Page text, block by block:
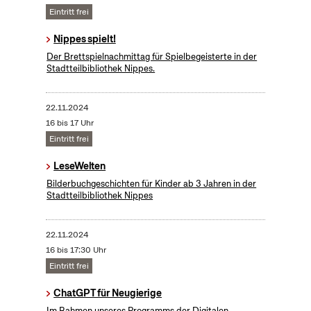
Eintritt frei
Nippes spielt!
Der Brettspielnachmittag für Spielbegeisterte in der
Stadtteilbibliothek Nippes.
22.11.2024
16 bis 17 Uhr
Eintritt frei
LeseWelten
Bilderbuchgeschichten für Kinder ab 3 Jahren in der
Stadtteilbibliothek Nippes
22.11.2024
16 bis 17:30 Uhr
Eintritt frei
ChatGPT für Neugierige